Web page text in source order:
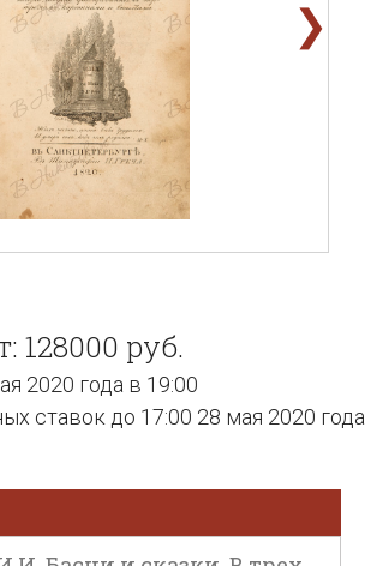
❯
128000 руб.
2020 года в 19:00
ставок до 17:00 28 мая 2020 года